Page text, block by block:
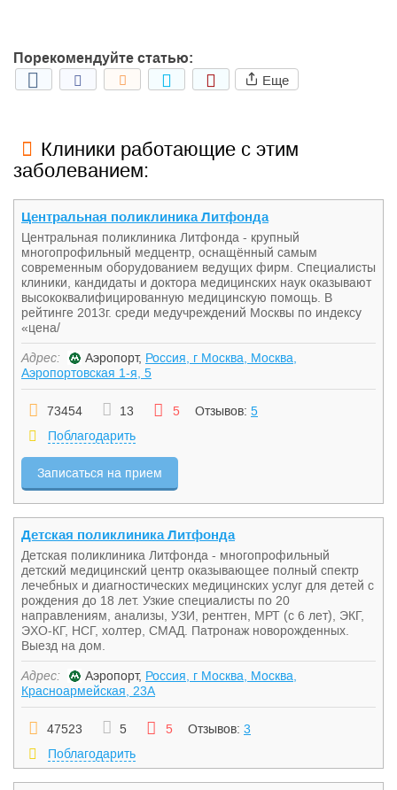
Порекомендуйте статью:
Еще
Клиники работающие с этим
заболеванием:
Центральная поликлиника Литфонда
Центральная поликлиника Литфонда - крупный
многопрофильный медцентр, оснащённый самым
современным оборудованием ведущих фирм. Специалисты
клиники, кандидаты и доктора медицинских наук оказывают
высококвалифицированную медицинскую помощь. В
рейтинге 2013г. среди медучреждений Москвы по индексу
«цена/
Адрес: Аэропорт, Россия, г Москва, Москва,
Аэропортовская 1-я, 5
73454 13 5 Отзывов: 5
Поблагодарить
Записаться на прием
Детская поликлиника Литфонда
Детская поликлиника Литфонда - многопрофильный
детский медицинский центр оказывающее полный спектр
лечебных и диагностических медицинских услуг для детей с
рождения до 18 лет. Узкие специалисты по 20
направлениям, анализы, УЗИ, рентген, МРТ (с 6 лет), ЭКГ,
ЭХО-КГ, НСГ, холтер, СМАД. Патронаж новорожденных.
Выезд на дом.
Адрес: Аэропорт, Россия, г Москва, Москва,
Красноармейская, 23А
47523 5 5 Отзывов: 3
Поблагодарить